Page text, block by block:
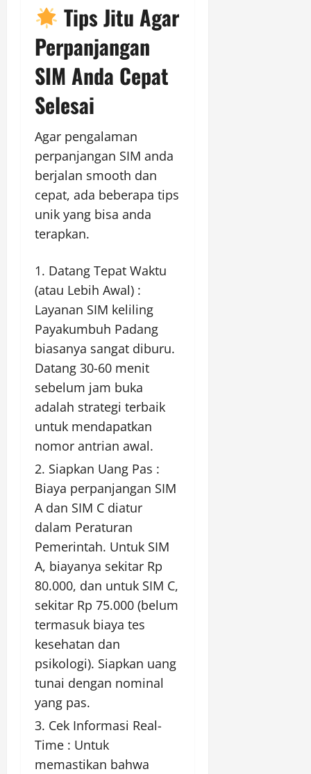
Tips Jitu Agar
Perpanjangan
SIM Anda Cepat
Selesai
Agar pengalaman
perpanjangan SIM anda
berjalan smooth dan
cepat, ada beberapa tips
unik yang bisa anda
terapkan.
Datang Tepat Waktu
(atau Lebih Awal) :
Layanan SIM keliling
Payakumbuh Padang
biasanya sangat diburu.
Datang 30-60 menit
sebelum jam buka
adalah strategi terbaik
untuk mendapatkan
nomor antrian awal.
Siapkan Uang Pas :
Biaya perpanjangan SIM
A dan SIM C diatur
dalam Peraturan
Pemerintah. Untuk SIM
A, biayanya sekitar Rp
80.000, dan untuk SIM C,
sekitar Rp 75.000 (belum
termasuk biaya tes
kesehatan dan
psikologi). Siapkan uang
tunai dengan nominal
yang pas.
Cek Informasi Real-
Time : Untuk
memastikan bahwa